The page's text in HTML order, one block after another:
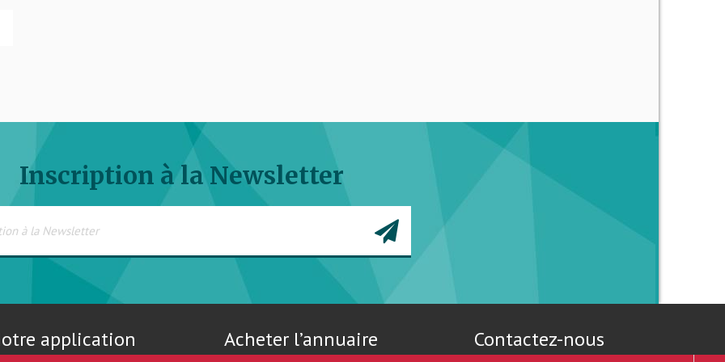
Inscription à la Newsletter
application Acheter l’annuaire Contactez-nous